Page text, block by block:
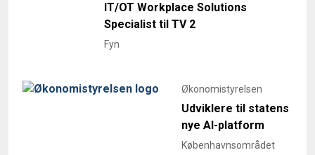
IT/OT Workplace Solutions
Specialist til TV 2
Fyn
Økonomistyrelsen
Udviklere til statens
nye AI-platform
Københavnsområdet